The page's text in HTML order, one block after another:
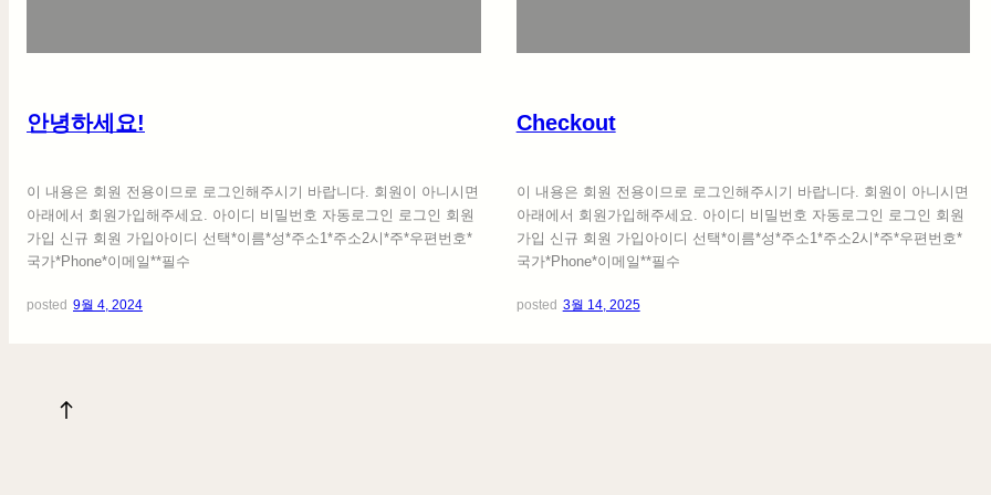
!
안녕하세요!
이 내용은 회원 전용이므로 로그인해주시기 바랍니다. 회원이 아니시면
아래에서 회원가입해주세요. 아이디 비밀번호 자동로그인 로그인 회원
가입 신규 회원 가입아이디 선택*이름*성*주소1*주소2시*주*우편번호*
국가*Phone*이메일**필수
posted 9월 4, 2024
o
Checkout
이 내용은 회원 전용이므로 로그인해주시기 바랍니다. 회원이 아니시면
아래에서 회원가입해주세요. 아이디 비밀번호 자동로그인 로그인 회원
가입 신규 회원 가입아이디 선택*이름*성*주소1*주소2시*주*우편번호*
국가*Phone*이메일**필수
posted 3월 14, 2025